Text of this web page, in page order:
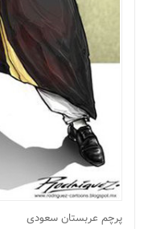
پرچم عربستان سعودی